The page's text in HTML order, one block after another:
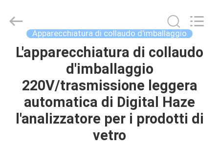
CASA
PRODOTTI
VIDEO
Instrument
Technology
Reserved.
Apparecchiatura di collaudo d'imballaggio
L'apparecchiatura di collaudo
d'imballaggio
220V/trasmissione leggera
automatica di Digital Haze
l'analizzatore per i prodotti di
vetro